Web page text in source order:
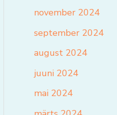
november 2024
september 2024
august 2024
juuni 2024
mai 2024